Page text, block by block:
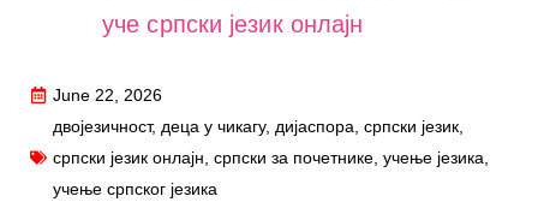
уче српски језик онлајн
June 22, 2026
двојезичност, деца у чикагу, дијаспора српски језик
српски језик онлајн српски за почетнике учење језика
учење српског језика